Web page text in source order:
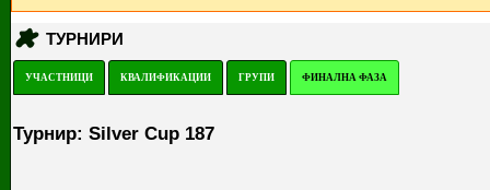
ТУРНИРИ
УЧАСТНИЦИ КВАЛИФИКАЦИИ ГРУПИ ФИНАЛНА ФАЗА
Турнир: Silver Cup 187